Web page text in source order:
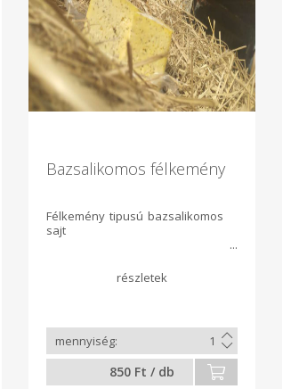
Bazsalikomos félkemény
Félkemény tipusú bazsalikomos
sajt
850 Ft / db